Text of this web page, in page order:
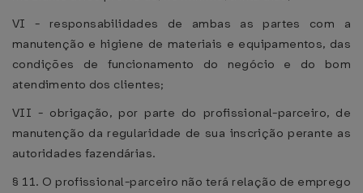
VI - responsabilidades de ambas as partes com a
manutenção e higiene de materiais e equipamentos, das
condições de funcionamento do negócio e do bom
atendimento dos clientes;
VII - obrigação, por parte do profissional-parceiro, de
manutenção da regularidade de sua inscrição perante as
autoridades fazendárias.
§ 11. O profissional-parceiro não terá relação de emprego